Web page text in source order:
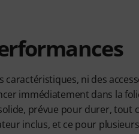
caractéristiques, ni des
immédiatement dans la
prévue pour durer, tout
inclus, et ce pour